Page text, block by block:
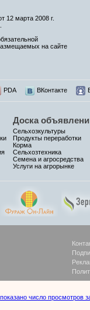
12 марта 2008 г.
на сайте
PDA ВКонтакте
Доска
Сельхозкультуры
Продукты переработки
Корма
Сельхозтехника
Семена и агросредства
Услуги на агрорынке